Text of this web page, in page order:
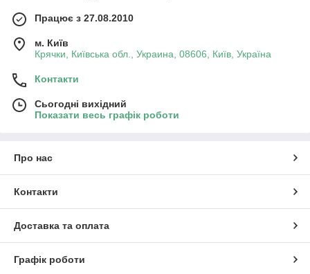
Працює з 27.08.2010
м. Київ
Крячки, Київська обл., Украина, 08606, Київ, Україна
Контакти
Сьогодні вихідний
Показати весь графік роботи
Про нас
Контакти
Доставка та оплата
Графік роботи